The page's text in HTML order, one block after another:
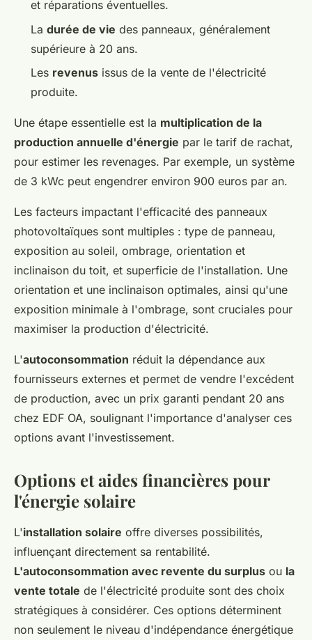
et réparations éventuelles.
La durée de vie des panneaux, généralement
supérieure à 20 ans.
Les revenus issus de la vente de l'électricité
produite.
Une étape essentielle est la multiplication de la
production annuelle d'énergie par le tarif de rachat,
pour estimer les revenages. Par exemple, un système
de 3 kWc peut engendrer environ 900 euros par an.
Les facteurs impactant l'efficacité des panneaux
photovoltaïques sont multiples : type de panneau,
exposition au soleil, ombrage, orientation et
inclinaison du toit, et superficie de l'installation. Une
orientation et une inclinaison optimales, ainsi qu'une
exposition minimale à l'ombrage, sont cruciales pour
maximiser la production d'électricité.
L'autoconsommation réduit la dépendance aux
fournisseurs externes et permet de vendre l'excédent
de production, avec un prix garanti pendant 20 ans
chez EDF OA, soulignant l'importance d'analyser ces
options avant l'investissement.
Options et aides financières pour
l'énergie solaire
L'installation solaire offre diverses possibilités,
influençant directement sa rentabilité.
L'autoconsommation avec revente du surplus ou la
vente totale de l'électricité produite sont des choix
stratégiques à considérer. Ces options déterminent
non seulement le niveau d'indépendance énergétique